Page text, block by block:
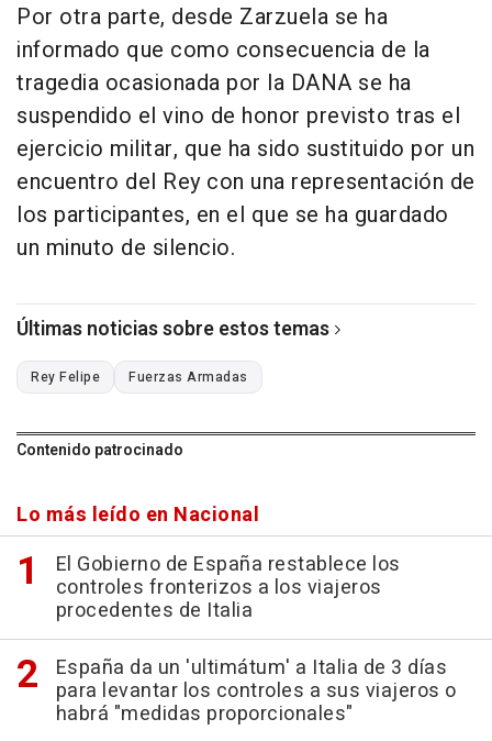
Por otra parte, desde Zarzuela se ha
informado que como consecuencia de la
tragedia ocasionada por la DANA se ha
suspendido el vino de honor previsto tras el
ejercicio militar, que ha sido sustituido por un
encuentro del Rey con una representación de
los participantes, en el que se ha guardado
un minuto de silencio.
Últimas noticias sobre estos temas
Rey Felipe Fuerzas Armadas
Contenido patrocinado
Lo más leído en Nacional
El Gobierno de España restablece los
controles fronterizos a los viajeros
procedentes de Italia
España da un 'ultimátum' a Italia de 3 días
para levantar los controles a sus viajeros o
habrá "medidas proporcionales"